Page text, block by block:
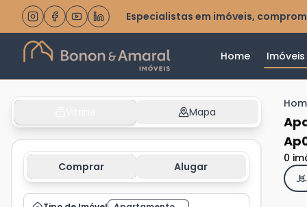
Especialistas em imóveis,
Home Imóveis
Mapa
Comprar Alugar
0